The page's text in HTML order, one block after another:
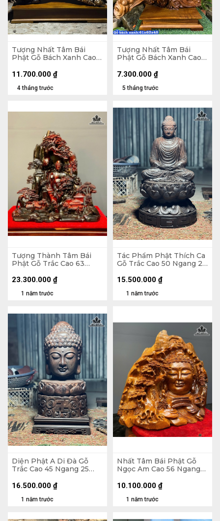
Tượng Nhất Tâm Bái
Phật Gỗ Bách Xanh Cao
4 tháng trước
11.700.000 ₫
Tượng Nhất Tâm Bái
Phật Gỗ Bách Xanh Cao
5 tháng trước
7.300.000 ₫
Tượng Thành Tâm Bái
Phật Gỗ Trắc Cao 63
1 năm trước
23.300.000 ₫
Tác Phẩm Phật Thích Ca
Gỗ Trắc Cao 50 Ngang 27
1 năm trước
15.500.000 ₫
Diện Phật A Di Đà Gỗ
Trắc Cao 45 Ngang 25
25x25x7
1 năm trước
16.500.000 ₫
Nhất Tâm Bái Phật Gỗ
Ngọc Am Cao 56 Ngang
1 năm trước
10.100.000 ₫